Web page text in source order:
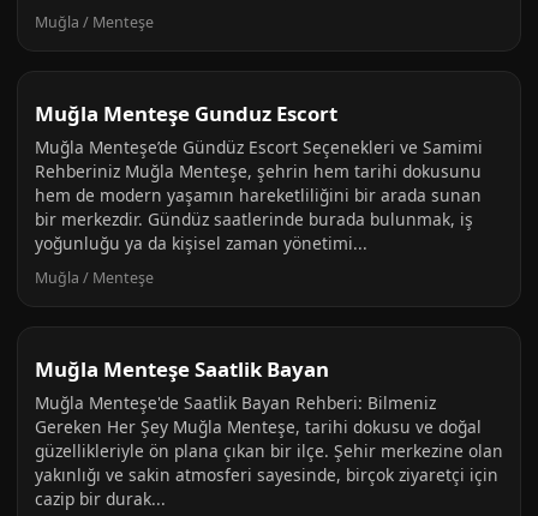
Muğla / Menteşe
Muğla Menteşe Gunduz Escort
Muğla Menteşe’de Gündüz Escort Seçenekleri ve Samimi
Rehberiniz Muğla Menteşe, şehrin hem tarihi dokusunu
hem de modern yaşamın hareketliliğini bir arada sunan
bir merkezdir. Gündüz saatlerinde burada bulunmak, iş
yoğunluğu ya da kişisel zaman yönetimi...
Muğla / Menteşe
Muğla Menteşe Saatlik Bayan
Muğla Menteşe'de Saatlik Bayan Rehberi: Bilmeniz
Gereken Her Şey Muğla Menteşe, tarihi dokusu ve doğal
güzellikleriyle ön plana çıkan bir ilçe. Şehir merkezine olan
yakınlığı ve sakin atmosferi sayesinde, birçok ziyaretçi için
cazip bir durak...